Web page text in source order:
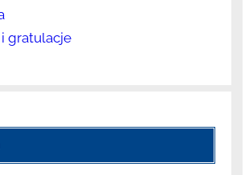
gratulacje